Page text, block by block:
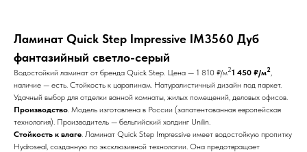
Ламинат Quick Step Impressive IM3560 Дуб
фантазийный светло-серый
Водостойкий ламинат от бренда Quick Step. Цена — 1 810 ₽/м21 450 ₽/м2,
наличие — есть. Стойкость к царапинам. Натуралистичный дизайн под паркет.
Удачный выбор для отделки ванной комнаты, жилых помещений, деловых офисов.
Производство. Модель изготовлена в России (запатентованная европейская
технология). Производитель — бельгийский холдинг Unilin.
Стойкость к влаге. Ламинат Quick Step Impressive имеет водостойкую пропитку
Hydroseal, созданную по эксклюзивной технологии. Она предотвращает